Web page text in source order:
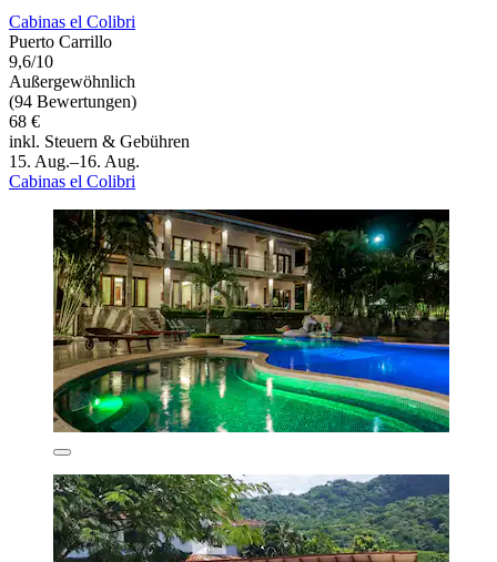
Cabinas el Colibri
Puerto Carrillo
9,6/10
Außergewöhnlich
(94 Bewertungen)
68 €
inkl. Steuern & Gebühren
15. Aug.–16. Aug.
Cabinas el Colibri